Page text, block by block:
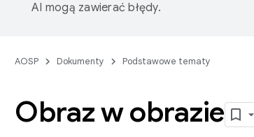
AI mogą zawierać błędy.
AOSP Dokumenty Podstawowe tematy
Obraz w obrazie